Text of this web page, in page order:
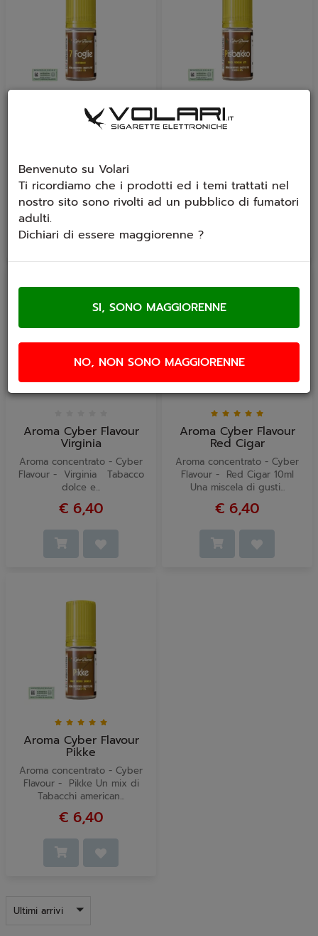
Aroma Cyber Flavour 7
Flavour - 7 Foglie
Tabaccoso dalle...
€ 6,40
Aroma Cyber Flavour
Pisbakko
tra frutta,...
€ 6,40
Aroma Cyber Flavour
Virginia
Aroma concentrato - Cyber
Flavour - Virginia Tabacco
dolce e...
€ 6,40
Aroma Cyber Flavour
Red Cigar
Aroma concentrato - Cyber
Flavour - Red Cigar 10ml
Una miscela di gusti...
€ 6,40
Aroma Cyber Flavour
Pikke
Aroma concentrato - Cyber
Flavour - Pikke Un mix di
Tabacchi american...
€ 6,40
Ultimi arrivi
Benvenuto su Volari
Ti ricordiamo che i prodotti ed i temi trattati nel
nostro sito sono rivolti ad un pubblico di fumatori
adulti.
Dichiari di essere maggiorenne ?
NO, NON SONO MAGGIORENNE